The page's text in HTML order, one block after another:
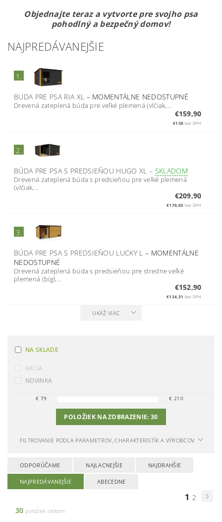
Objednajte teraz a vytvorte pre svojho psa
pohodlný a bezpečný domov!
NAJPREDÁVANEJŠIE
1.
BUDA PRE PSA RIA XL – MOMENTÁLNE NEDOSTUPNÉ
Drevená zateplená búda pre veľké plemená (vlčiak,...
€159,90
€130 bez DPH
2.
BÚDA PRE PSA S PREDSIEŇOU HUGO XL– SKLADOM
Drevená zateplená búda s predsieňou pre veľké plemená
(vlčiak,...
€209,90
€170,65 bez DPH
3.
BÚDA PRE PSA S PREDSIEŇOU LUCKY L– MOMENTÁLNE
NEDOSTUPNÉ
Drevená zateplená búda s predsieňou pre stredne veľké
plemená (bígl,...
€152,90
€124,31 bez DPH
UKÁŽ VIAC
NA SKLADE
AKCIA
NOVINKA
€ 79 € 210
POLOŽIEK NA ZOBRAZENIE:30
FILTROVANIE PODĽA PARAMETROV, CHARAKTERISTÍK A VÝROBCOV
ODPORÚČAME NAJLACNEJŠIE NAJDRAHŠIE
NAJPREDÁVANEJŠIE ABECEDNE
1 2
30 položiek celkom